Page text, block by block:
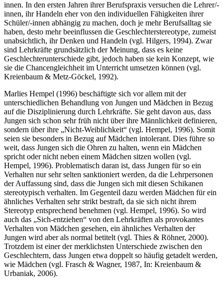
innen. In den ersten Jahren ihrer Berufspraxis versuchen die Lehrer/-
innen, ihr Handeln eher von den individuellen Fähigkeiten ihrer
Schüler/-innen abhängig zu machen, doch je mehr Berufsalltag sie
haben, desto mehr beeinflussen die Geschlechterstereotype, zumeist
unabsichtlich, ihr Denken und Handeln (vgl. Hilgers, 1994). Zwar
sind Lehrkräfte grundsätzlich der Meinung, dass es keine
Geschlechterunterschiede gibt, jedoch haben sie kein Konzept, wie
sie die Chancengleichheit im Unterricht umsetzen können (vgl.
Kreienbaum & Metz-Göckel, 1992).
Marlies Hempel (1996) beschäftigte sich vor allem mit der
unterschiedlichen Behandlung von Jungen und Mädchen in Bezug
auf die Disziplinierung durch Lehrkräfte. Sie geht davon aus, dass
Jungen sich schon sehr früh nicht über ihre Männlichkeit definieren,
sondern über ihre „Nicht-Weiblichkeit“ (vgl. Hempel, 1996). Somit
seien sie besonders in Bezug auf Mädchen intolerant. Dies führe so
weit, dass Jungen sich die Ohren zu halten, wenn ein Mädchen
spricht oder nicht neben einem Mädchen sitzen wollen (vgl.
Hempel, 1996). Problematisch daran ist, dass Jungen für so ein
Verhalten nur sehr selten sanktioniert werden, da die Lehrpersonen
der Auffassung sind, dass die Jungen sich mit diesen Schikanen
stereotypisch verhalten. Im Gegenteil dazu werden Mädchen für ein
ähnliches Verhalten sehr strikt bestraft, da sie sich nicht ihrem
Stereotyp entsprechend benehmen (vgl. Hempel, 1996). So wird
auch das „Sich-entziehen“ von den Lehrkräften als provokantes
Verhalten von Mädchen gesehen, ein ähnliches Verhalten der
Jungen wird aber als normal betitelt (vgl. Thies & Röhner, 2000).
Trotzdem ist einer der merklichsten Unterschiede zwischen den
Geschlechtern, dass Jungen etwa doppelt so häufig getadelt werden,
wie Mädchen (vgl. Frasch & Wagner, 1987, In: Kreienbaum &
Urbaniak, 2006).